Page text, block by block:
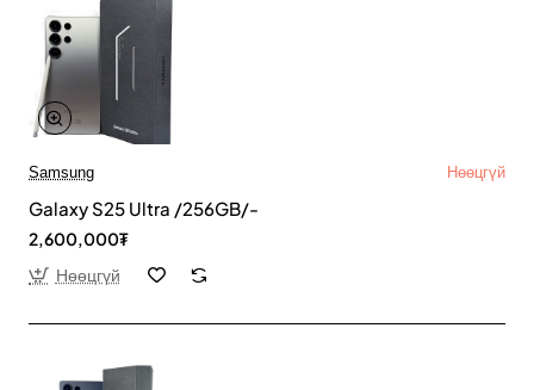
Samsung Нөөцгүй
Galaxy S25 Ultra /256GB/-
2,600,000₮
Нөөцгүй